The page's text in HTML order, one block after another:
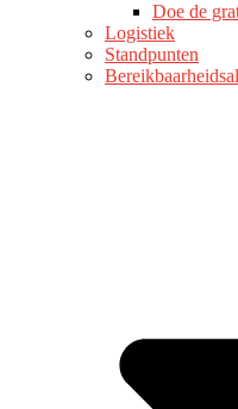
Doe de
Logistiek
Standpunten